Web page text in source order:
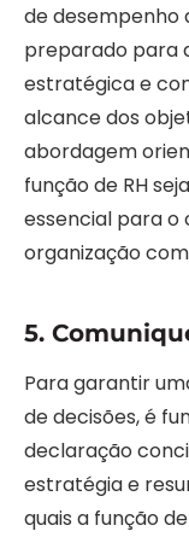
de desempenho
preparado para
estratégica e
alcance dos
abordagem
função de RH
essencial para o
organização
5.
Para garantir
de decisões, é
declaração
estratégia e
quais a função